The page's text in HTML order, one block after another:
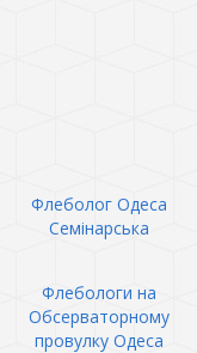
Флеболог Одеса
Семінарська
Флебологи на
Обсерваторному
провулку Одеса